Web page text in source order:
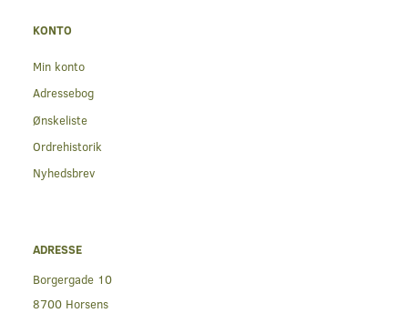
KONTO
Min konto
Adressebog
Ønskeliste
Ordrehistorik
Nyhedsbrev
ADRESSE
Borgergade 10
8700 Horsens